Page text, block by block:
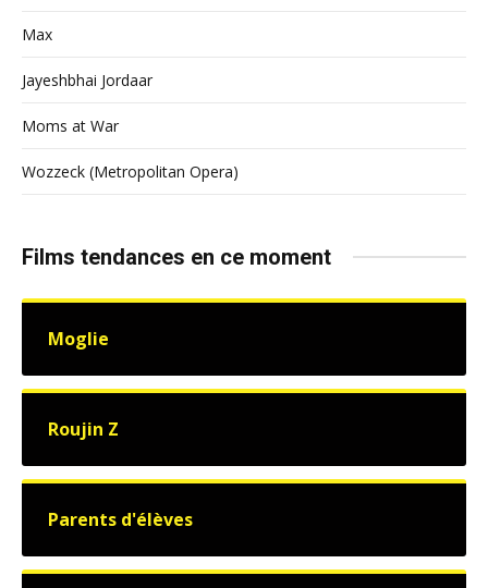
Max
Jayeshbhai Jordaar
Moms at War
Wozzeck (Metropolitan Opera)
Films tendances en ce moment
Moglie
Roujin Z
Parents d'élèves